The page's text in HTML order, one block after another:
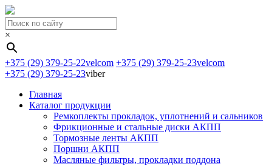
×
+375 (29) 379-25-22velcom +375 (29) 379-25-23velcom
+375 (29) 379-25-23viber
Главная
Каталог продукции
Ремкоплекты прокладок, уплотнений и сальников
Фрикционные и стальные диски АКПП
Тормозные ленты АКПП
Поршни АКПП
Масляные фильтры, прокладки поддона